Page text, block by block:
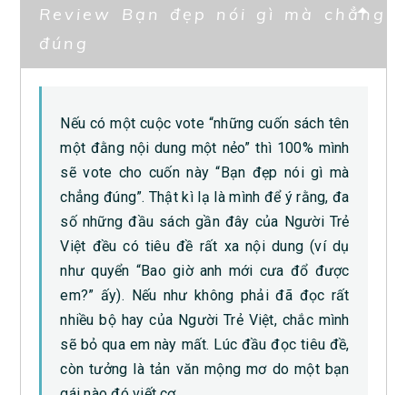
Review Bạn đẹp nói gì mà chẳng
đúng
Nếu có một cuộc vote “những cuốn sách tên
một đằng nội dung một nẻo” thì 100% mình
sẽ vote cho cuốn này “Bạn đẹp nói gì mà
chẳng đúng”. Thật kì lạ là mình để ý rằng, đa
số những đầu sách gần đây của Người Trẻ
Việt đều có tiêu đề rất xa nội dung (ví dụ
như quyển “Bao giờ anh mới cưa đổ được
em?” ấy). Nếu như không phải đã đọc rất
nhiều bộ hay của Người Trẻ Việt, chắc mình
sẽ bỏ qua em này mất. Lúc đầu đọc tiêu đề,
còn tưởng là tản văn mộng mơ do một bạn